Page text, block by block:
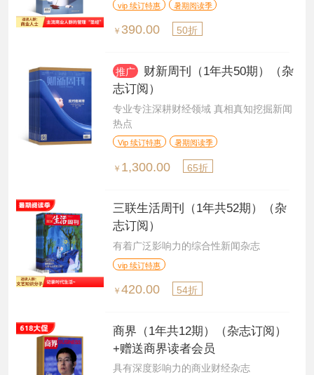
vip 续订特惠 暑期阅读季
￥ 390.00 50折
推广
财新周刊（1年共50期）（杂
志订阅）
专业专注深耕财经领域 真相真知挖掘新闻
热点
Vip 续订特惠 暑期阅读季
￥ 1,300.00 65折
三联生活周刊（1年共52期）（杂
志订阅）
有着广泛影响力的综合性新闻杂志
vip 续订特惠
￥420.00 54折
商界（1年共12期）（杂志订阅）
+赠送商界读者会员
具有深度影响力的商业财经杂志